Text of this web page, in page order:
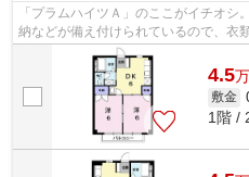
「プラムハイツＡ」のここがイチオ
納などが備え付けられているので、衣
度にもお使いいただける、洗面所が独...
4.5万
敷金
1階 /